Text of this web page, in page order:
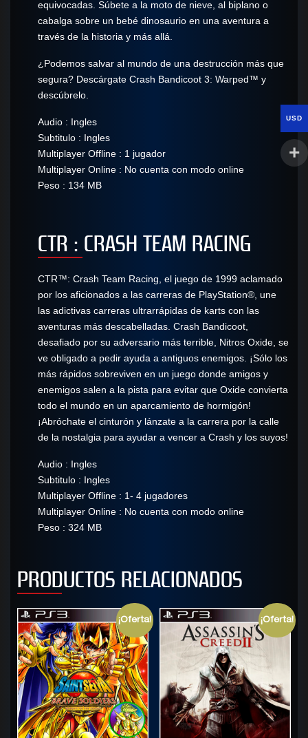
equivocadas. Súbete a la moto de nieve, al biplano o
cabalga sobre un bebé dinosaurio en una aventura a
través de la historia y más allá.
¿Podemos salvar al mundo de una destrucción más que
segura? Descárgate Crash Bandicoot 3: Warped™ y
descúbrelo.
Audio : Ingles
Subtitulo : Ingles
Multiplayer Offline : 1 jugador
Multiplayer Online : No cuenta con modo online
Peso : 134 MB
CTR : CRASH TEAM RACING
CTR™: Crash Team Racing, el juego de 1999 aclamado
por los aficionados a las carreras de PlayStation®, une
las adictivas carreras ultrarrápidas de karts con las
aventuras más descabelladas. Crash Bandicoot,
desafiado por su adversario más terrible, Nitros Oxide, se
ve obligado a pedir ayuda a antiguos enemigos. ¡Sólo los
más rápidos sobreviven en un juego donde amigos y
enemigos salen a la pista para evitar que Oxide convierta
todo el mundo en un aparcamiento de hormigón!
¡Abróchate el cinturón y lánzate a la carrera por la calle
de la nostalgia para ayudar a vencer a Crash y los suyos!
Audio : Ingles
Subtitulo : Ingles
Multiplayer Offline : 1- 4 jugadores
Multiplayer Online : No cuenta con modo online
Peso : 324 MB
PRODUCTOS RELACIONADOS
¡Oferta! ¡Oferta!
USD